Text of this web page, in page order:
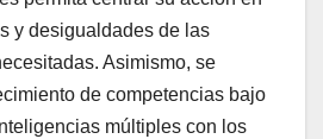
y desigualdades de las
Asimismo, se
de competencias bajo
múltiples con los